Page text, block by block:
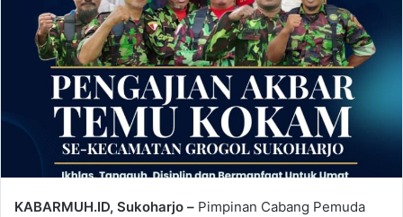
KABARMUH.ID, Sukoharjo – Pimpinan Cabang Pemuda